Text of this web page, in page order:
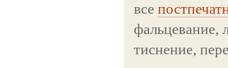
все
фальцевание,
тиснение,